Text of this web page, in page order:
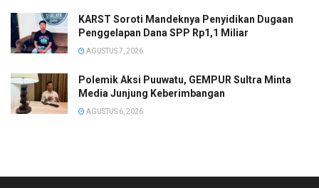
KARST Soroti Mandeknya Penyidikan Dugaan
Penggelapan Dana SPP Rp1,1 Miliar
AGUSTUS 7, 2026
Polemik Aksi Puuwatu, GEMPUR Sultra Minta
Media Junjung Keberimbangan
AGUSTUS 6, 2026